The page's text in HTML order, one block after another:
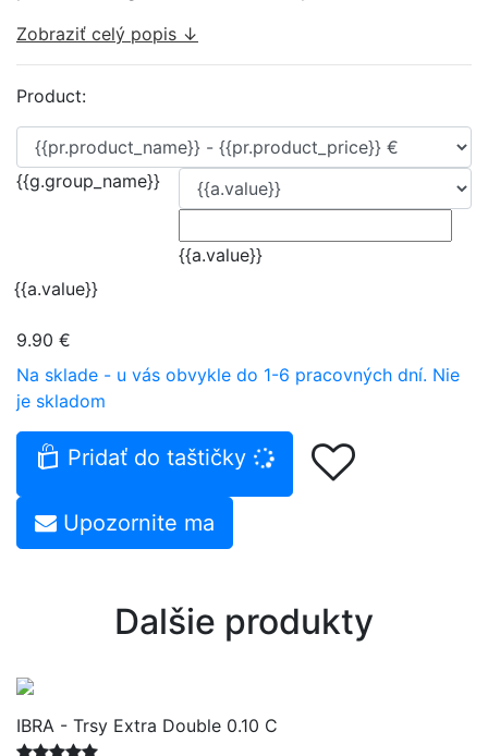
Zobraziť celý popis ↓
Product:
{{g.group_name}}
{{a.value}}
{{a.value}}
9.90 €
Na sklade - u vás obvykle do 1-6 pracovných dní. Nie
je skladom
Pridať do taštičky
Upozornite ma
Dalšie produkty
IBRA - Trsy Extra Double 0.10 C